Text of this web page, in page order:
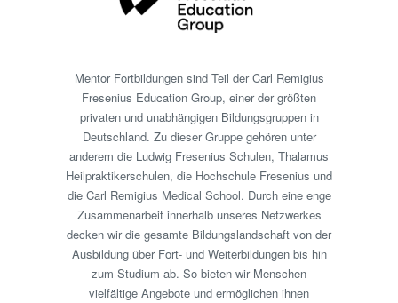
Mentor Fortbildungen sind Teil der Carl Remigius
Fresenius Education Group, einer der größten
privaten und unabhängigen Bildungsgruppen in
Deutschland. Zu dieser Gruppe gehören unter
anderem die Ludwig Fresenius Schulen, Thalamus
Heilpraktikerschulen, die Hochschule Fresenius und
die Carl Remigius Medical School. Durch eine enge
Zusammenarbeit innerhalb unseres Netzwerkes
decken wir die gesamte Bildungslandschaft von der
Ausbildung über Fort- und Weiterbildungen bis hin
zum Studium ab. So bieten wir Menschen
vielfältige Angebote und ermöglichen ihnen